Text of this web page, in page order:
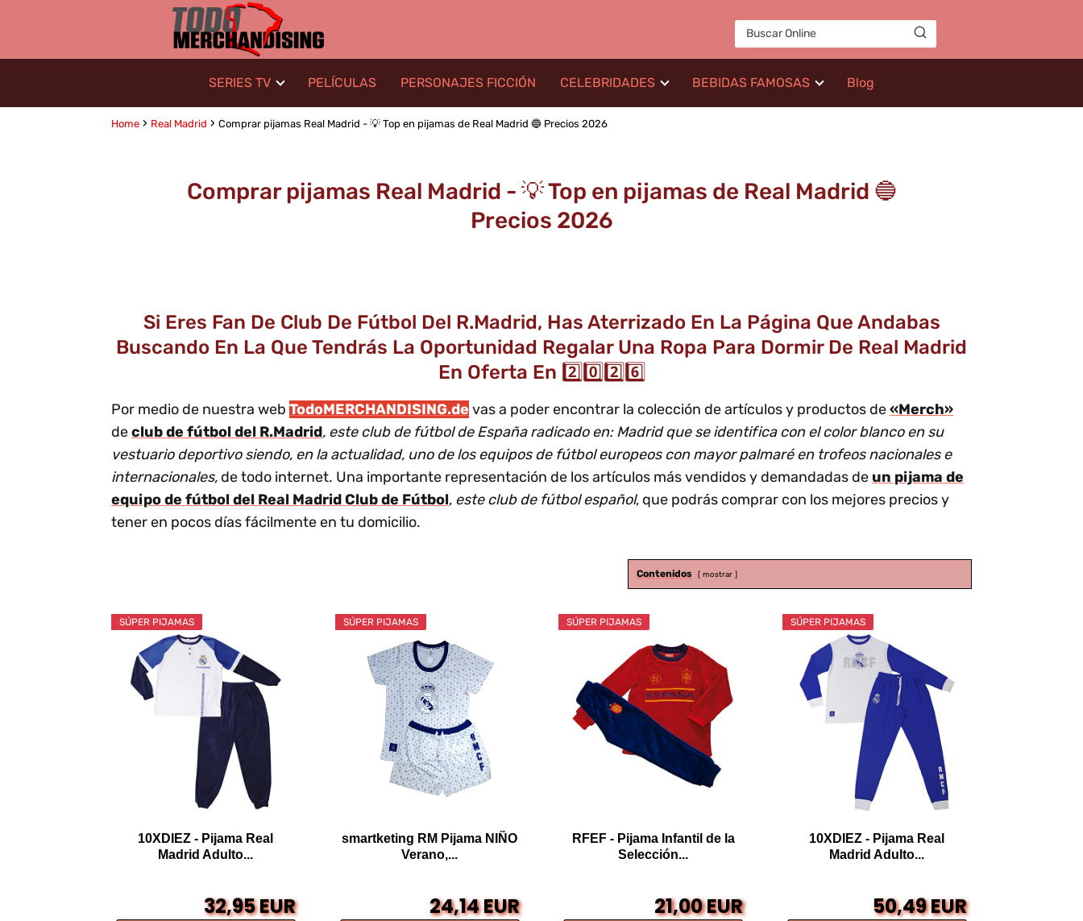
SERIES TV PELÍCULAS PERSONAJES FICCIÓN CELEBRIDADES BEBIDAS FAMOSAS Blog
Home Real Madrid Comprar pijamas Real Madrid - 💡 Top en pijamas de Real Madrid 🔵 Precios 2026
Comprar pijamas Real Madrid - 💡 Top en pijamas de Real Madrid 🔵
Precios 2026
Si Eres Fan De Club De Fútbol Del R.Madrid, Has Aterrizado En La Página Que Andabas
Buscando En La Que Tendrás La Oportunidad Regalar Una Ropa Para Dormir De Real Madrid
En Oferta En 2️⃣0️⃣2️⃣6️⃣
Por medio de nuestra web TodoMERCHANDISING.de vas a poder encontrar la colección de artículos y productos de«Merch»
declub de fútbol del R.Madrid, este club de fútbol de España radicado en: Madrid que se identifica con el color blanco en su
vestuario deportivo siendo, en la actualidad, uno de los equipos de fútbol europeos con mayor palmaré en trofeos nacionales e
internacionales, de todo internet. Una importante representación de los artículos más vendidos y demandadas de un pijama de
equipo de fútbol del Real Madrid Club de Fútbol, este club de fútbol español, que podrás comprar con los mejores precios y
tener en pocos días fácilmente en tu domicilio.
Contenidos mostrar
SÚPER PIJAMAS
10XDIEZ - Pijama Real
Madrid Adulto...
32,95 EUR
SÚPER PIJAMAS
smartketing RM Pijama NIÑO
Verano,...
24,14 EUR
SÚPER PIJAMAS
RFEF - Pijama Infantil de la
Selección...
21,00 EUR
SÚPER PIJAMAS
10XDIEZ - Pijama Real
Madrid Adulto...
50,49 EUR